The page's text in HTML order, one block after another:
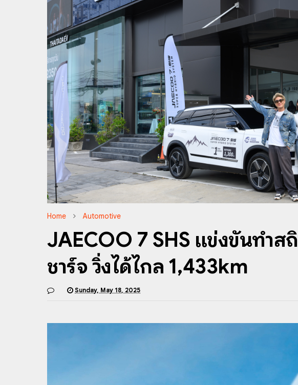
Home Automotive
JAECOO 7 SHS แข่งขันทำส
ชาร์จ วิ่งได้ไกล 1,433km
Sunday, May 18, 2025